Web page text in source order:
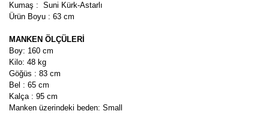
Kumaş : Suni Kürk-Astarlı
Ürün Boyu : 63 cm
MANKEN ÖLÇÜLERİ
Boy: 160 cm
Kilo: 48 kg
Göğüs : 83 cm
Bel : 65 cm
Kalça : 95 cm
Manken üzerindeki beden: Small